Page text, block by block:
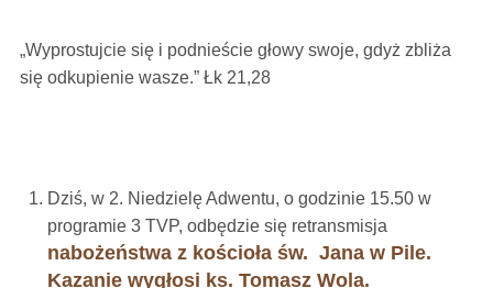
„Wyprostujcie się i podnieście głowy swoje, gdyż zbliża
się odkupienie wasze.” Łk 21,28
Dziś, w 2. Niedzielę Adwentu, o godzinie 15.50 w
programie 3 TVP, odbędzie się retransmisja
nabożeństwa z kościoła św. Jana w Pile.
Kazanie wygłosi ks. Tomasz Wola.